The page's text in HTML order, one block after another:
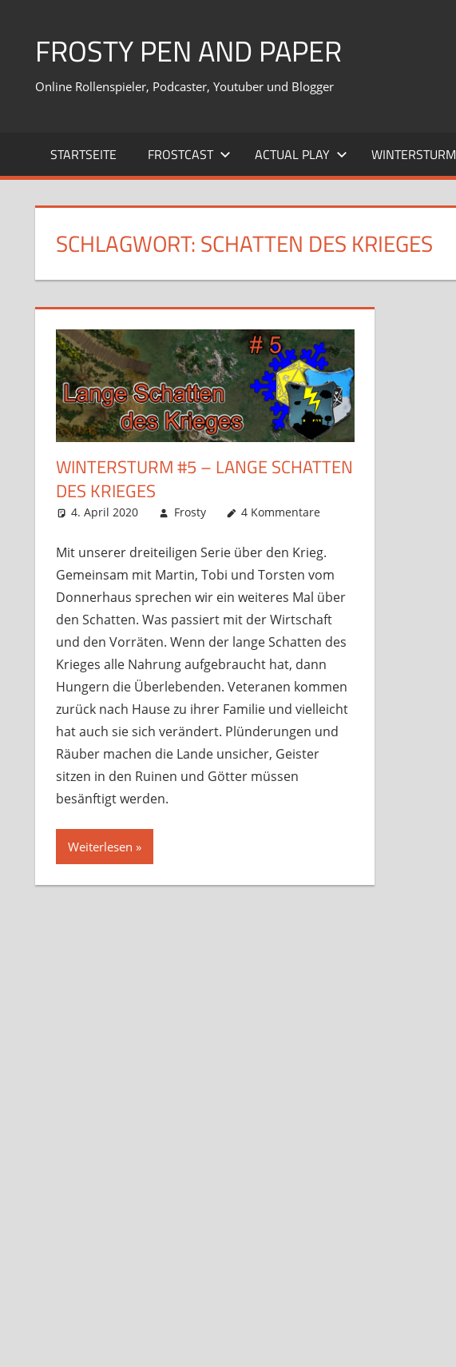
springenFROSTY PEN AND PAPER
Online Rollenspieler, Podcaster, Youtuber und Blogger
STARTSEITE FROSTCAST ACTUAL PLAY WINTERSTURM
SCHLAGWORT:SCHATTEN DES KRIEGES
WINTERSTURM #5 – LANGE SCHATTEN
DES KRIEGES
4. April 2020 Frosty 4 Kommentare
Mit unserer dreiteiligen Serie über den Krieg.
Gemeinsam mit Martin, Tobi und Torsten vom
Donnerhaus sprechen wir ein weiteres Mal über
den Schatten. Was passiert mit der Wirtschaft
und den Vorräten. Wenn der lange Schatten des
Krieges alle Nahrung aufgebraucht hat, dann
Hungern die Überlebenden. Veteranen kommen
zurück nach Hause zu ihrer Familie und vielleicht
hat auch sie sich verändert. Plünderungen und
Räuber machen die Lande unsicher, Geister
sitzen in den Ruinen und Götter müssen
besänftigt werden.
Weiterlesen